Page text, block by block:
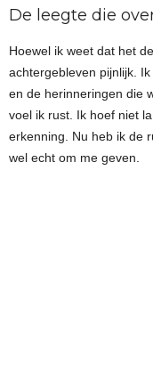
De leegte die
Hoewel ik weet dat het
achtergebleven pijnlijk.
en de herinneringen die
voel ik rust. Ik hoef niet
erkenning. Nu heb ik de
wel echt om me geven.